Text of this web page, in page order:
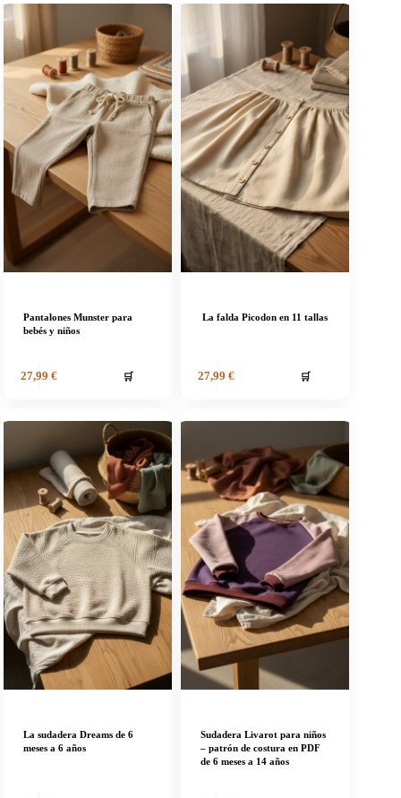
Pantalones Munster para
bebés y niños
27,99 € 🛒
La falda Picodon en 11 tallas
27,99 € 🛒
La sudadera Dreams de 6
meses a 6 años
Sudadera Livarot para niños
– patrón de costura en PDF
de 6 meses a 14 años